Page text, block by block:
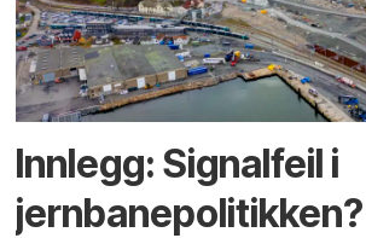
Innlegg: Signalfeil i
jernbanepolitikken?